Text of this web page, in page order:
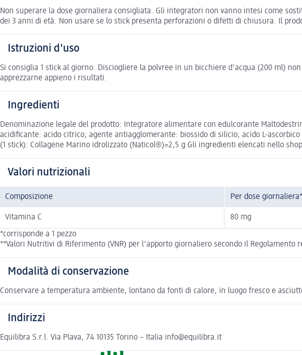
Non superare la dose giornaliera consigliata. Gli integratori non vanno intesi come
dei 3 anni di età. Non usare se lo stick presenta perforazioni o difetti di chiusura. Il
Istruzioni d'uso
Si consiglia 1 stick al giorno. Disciogliere la polvree in un bicchiere d'acqua (200 ml)
apprezzarne appieno i risultati.
Ingredienti
Denominazione legale del prodotto: Integratore alimentare con edulcorante
acidificante: acido citrico; agente antiagglomerante: biossido di silicio; acido L-
(1 stick): Collagene Marino idrolizzato (Naticol®)=2,5 g Gli ingredienti elencati nello
Valori nutrizionali
Composizione Per dose giornaliera*
Vitamina C 80 mg
*corrisponde a 1 pezzo
**Valori Nutritivi di Riferimento (VNR) per l'apporto giornaliero secondo il
Modalità di conservazione
Conservare a temperatura ambiente, lontano da fonti di calore, in luogo fresco e
Indirizzi
Equilibra S.r.l. Via Plava, 74 10135 Torino – Italia info@equilibra.it